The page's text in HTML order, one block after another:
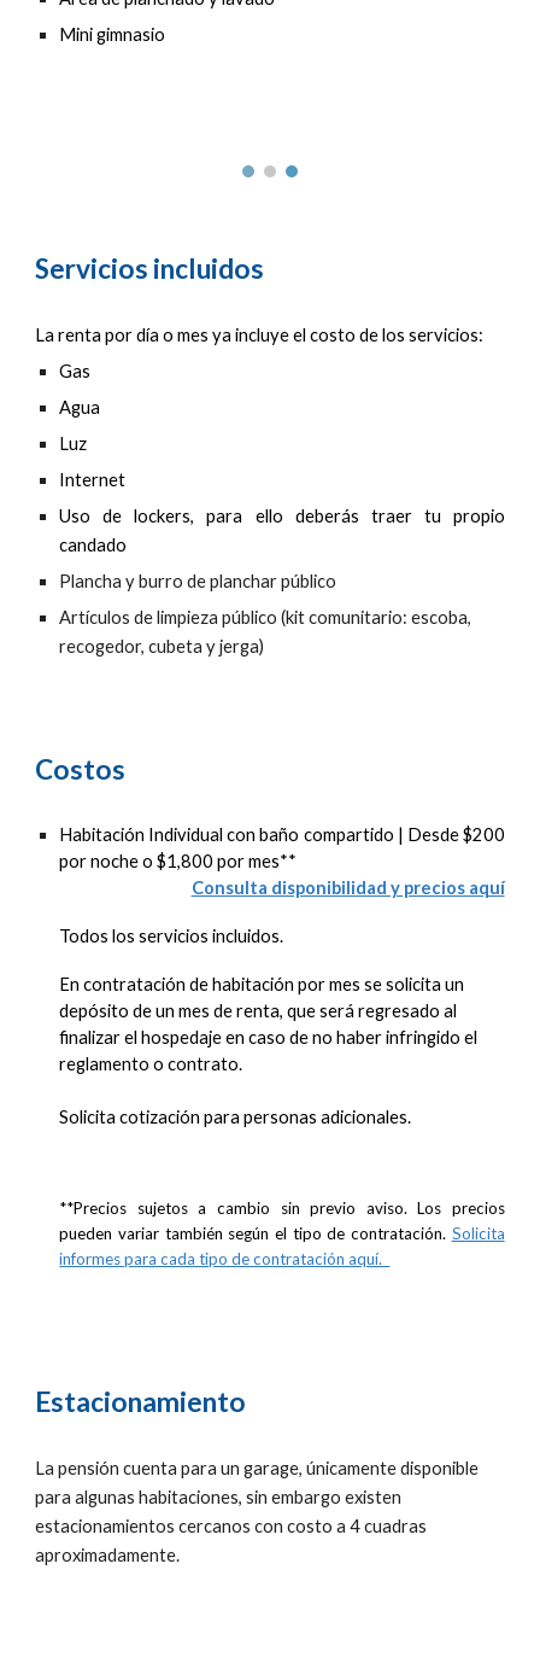
Mini gimnasio
Servicios incluidos
La renta por día o mes ya incluye el costo de los servicios:
Gas
Agua
Luz
Internet
Uso de lockers, para ello deberás traer tu propio
candado
Plancha y burro de planchar público
Artículos de limpieza público (kit comunitario: escoba,
recogedor, cubeta y jerga)
Costos
Habitación Individual con baño compartido | Desde $200
por noche o $1,800 por mes**
Consulta disponibilidad y precios aquí
Todos los servicios incluidos.
En contratación de habitación por mes se solicita un
depósito de un mes de renta, que será regresado al
finalizar el hospedaje en caso de no haber infringido el
reglamento o contrato.
Solicita cotización para personas adicionales.
**Precios sujetos a cambio sin previo aviso. Los precios
pueden variar también según el tipo de contratación. Solicita
informes para cada tipo de contratación aquí.
Estacionamiento
La pensióncuenta para un garage, únicamente disponible
para algunas habitaciones, sin embargo existen
estacionamientos cercanos con costo a 4 cuadras
aproximadamente.